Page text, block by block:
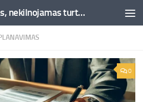
Akcijos, Investavimas, nekilnojamas turtas, kriptovaliutos - Besociai.lt
0